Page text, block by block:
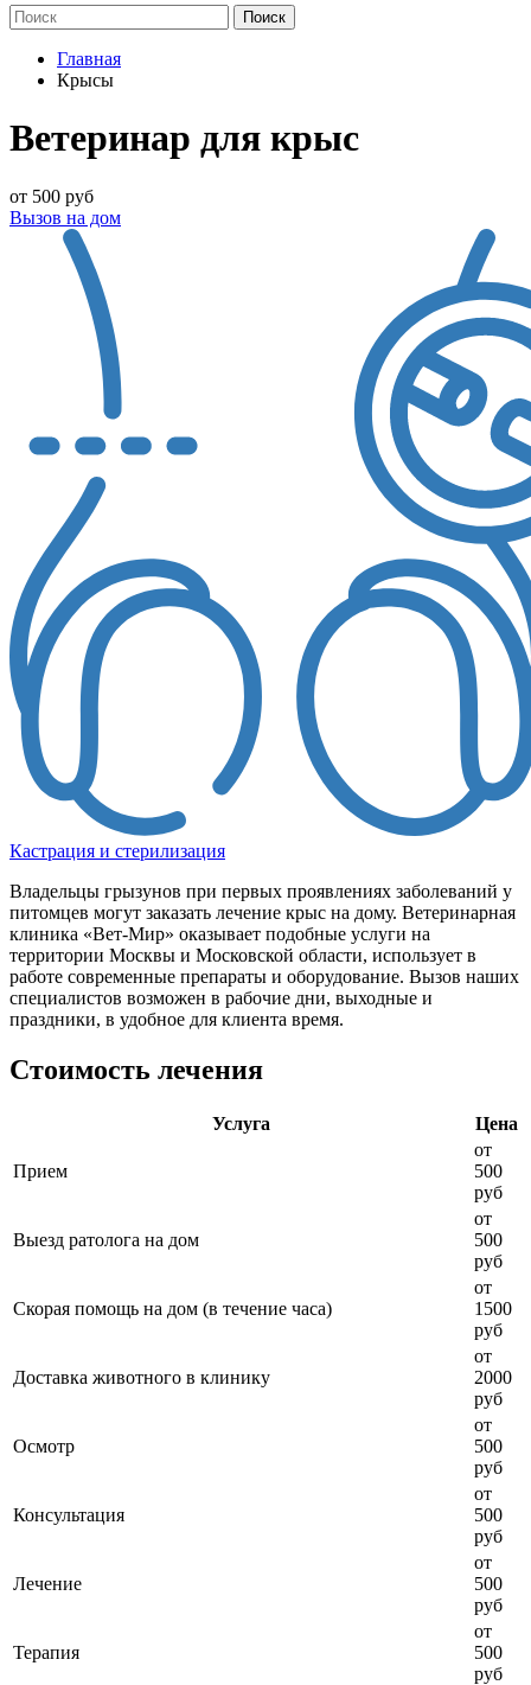
Главная
Крысы
Ветеринар для крыс
от 500 руб
Вызов на дом
Кастрация и стерилизация
Владельцы грызунов при первых проявлениях заболеваний у
питомцев могут заказать лечение крыс на дому. Ветеринарная
клиника «Вет-Мир» оказывает подобные услуги на
территории Москвы и Московской области, использует в
работе современные препараты и оборудование. Вызов наших
специалистов возможен в рабочие дни, выходные и
праздники, в удобное для клиента время.
Стоимость лечения
Услуга Цена
Прием
от
500
руб
Выезд ратолога на дом
от
500
руб
Скорая помощь на дом (в течение часа)
от
1500
руб
Доставка животного в клинику
от
2000
руб
Осмотр
от
500
руб
Консультация
от
500
руб
Лечение
от
500
руб
Терапия
от
500
руб